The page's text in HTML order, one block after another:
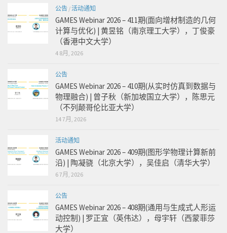
公告 /活动通知
GAMES Webinar 2026 – 411期(面向增材制造的几何
计算与优化) | 黄昱铭（南京理工大学），丁俊豪
（香港中文大学）
4 8月, 2026
公告
GAMES Webinar 2026 – 410期(从实时仿真到数据与
物理融合) | 曾子秋（新加坡国立大学），陈思元
（不列颠哥伦比亚大学）
14 7月, 2026
活动通知
GAMES Webinar 2026 – 409期(图形学物理计算新前
沿) | 陶凝骁（北京大学），吴佳启（清华大学）
6 7月, 2026
公告
GAMES Webinar 2026 – 408期(通用与生成式人形运
动控制) | 罗正宜（英伟达），母宇轩（西蒙菲莎
大学）